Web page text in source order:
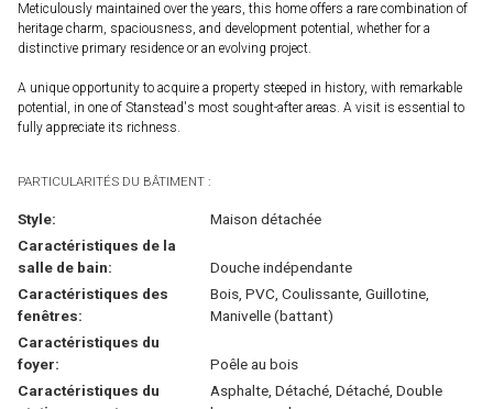
Meticulously maintained over the years, this home offers a rare combination of
heritage charm, spaciousness, and development potential, whether for a
distinctive primary residence or an evolving project.
A unique opportunity to acquire a property steeped in history, with remarkable
potential, in one of Stanstead's most sought-after areas. A visit is essential to
fully appreciate its richness.
PARTICULARITÉS DU BÂTIMENT :
Style:
Maison détachée
Caractéristiques de la
salle de bain:
Douche indépendante
Caractéristiques des
fenêtres:
Bois, PVC, Coulissante, Guillotine,
Manivelle (battant)
Caractéristiques du
foyer:
Poêle au bois
Caractéristiques du
Asphalte, Détaché, Détaché, Double